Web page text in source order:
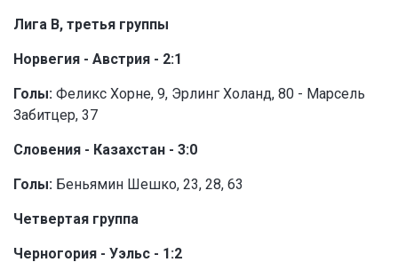
Лига B, третья группы
Норвегия - Австрия - 2:1
Голы: Феликс Хорне, 9, Эрлинг Холанд, 80 - Марсель
Забитцер, 37
Словения - Казахстан - 3:0
Голы: Беньямин Шешко, 23, 28, 63
Четвертая группа
Черногория - Уэльс - 1:2